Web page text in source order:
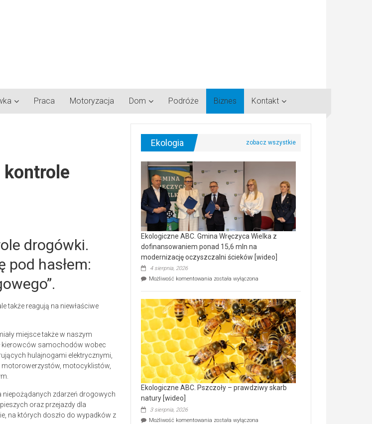
Praca Motoryzacja Dom Podróże Biznes Kontakt
kontrole
drogówki.
pod hasłem:
także reagują na niewłaściwe
miejsce także w naszym
kierowców samochodów wobec
hulajnogami elektrycznymi,
motocyklistów,
zdarzeń drogowych
oraz przejazdy dla
na których doszło do wypadków z
Ekologia
Ekologiczne ABC. Gmina Wręczyca Wielka z
dofinansowaniem ponad 15,6 mln na
modernizację oczyszczalni ścieków [wideo]
4 sierpnia, 2026
Możliwość komentowania Ekologiczne
Wręczyca
Wielka
z
dofinansowaniem
ponad
15,6
mln
na
modernizację
oczyszczalni
ścieków
[wideo]
została wyłączona
Ekologiczne ABC. Pszczoły – prawdziwy skarb
natury [wideo]
3 sierpnia, 2026
Możliwość komentowania Ekologiczne
została wyłączona